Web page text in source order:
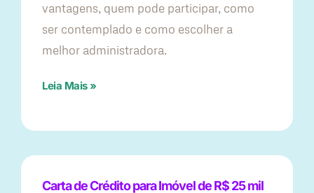
vantagens, quem pode participar, como
ser contemplado e como escolher a
melhor administradora.
Leia Mais »
Carta de Crédito para Imóvel de R$ 25 mil